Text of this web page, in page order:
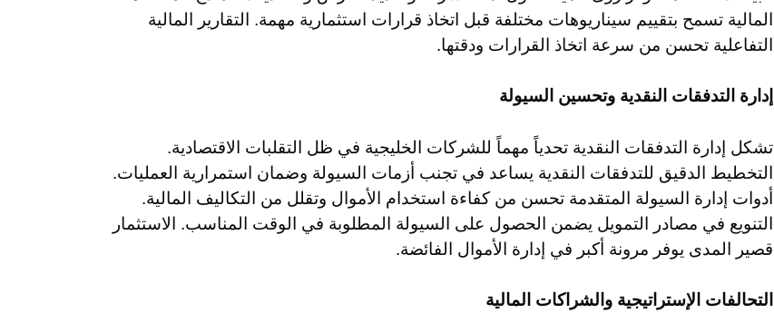
المالية تسمح بتقييم سيناريوهات مختلفة قبل اتخاذ قرارات استثمارية مهمة. التقارير المالية
التفاعلية تحسن من سرعة اتخاذ القرارات ودقتها.
إدارة التدفقات النقدية وتحسين السيولة
تشكل إدارة التدفقات النقدية تحدياً مهماً للشركات الخليجية في ظل التقلبات الاقتصادية.
التخطيط الدقيق للتدفقات النقدية يساعد في تجنب أزمات السيولة وضمان استمرارية العمليات.
أدوات إدارة السيولة المتقدمة تحسن من كفاءة استخدام الأموال وتقلل من التكاليف المالية.
التنويع في مصادر التمويل يضمن الحصول على السيولة المطلوبة في الوقت المناسب. الاستثمار
قصير المدى يوفر مرونة أكبر في إدارة الأموال الفائضة.
التحالفات الإستراتيجية والشراكات المالية